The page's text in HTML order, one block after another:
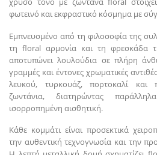
φωτεινό και εκφραστικό κόσμημα με
Εμπνευσμένο από τη φιλοσοφία της
τη floral αρμονία και τη φρεσκάδα
αποτυπώνει λουλούδια σε πλήρη
γραμμές και έντονες χρωματικές
λευκού, τυρκουάζ, πορτοκαλί και
ζωντάνια, διατηρώντας
ισορροπημένη αισθητική.
Κάθε κομμάτι είναι προσεκτικά
την αυθεντική τεχνογνωσία και την